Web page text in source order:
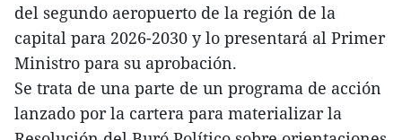
del segundo aeropuerto de la región de la
capital para 2026-2030 y lo presentará al Primer
Ministro para su aprobación.
Se trata de una parte de un programa de acción
lanzado por la cartera para materializar la